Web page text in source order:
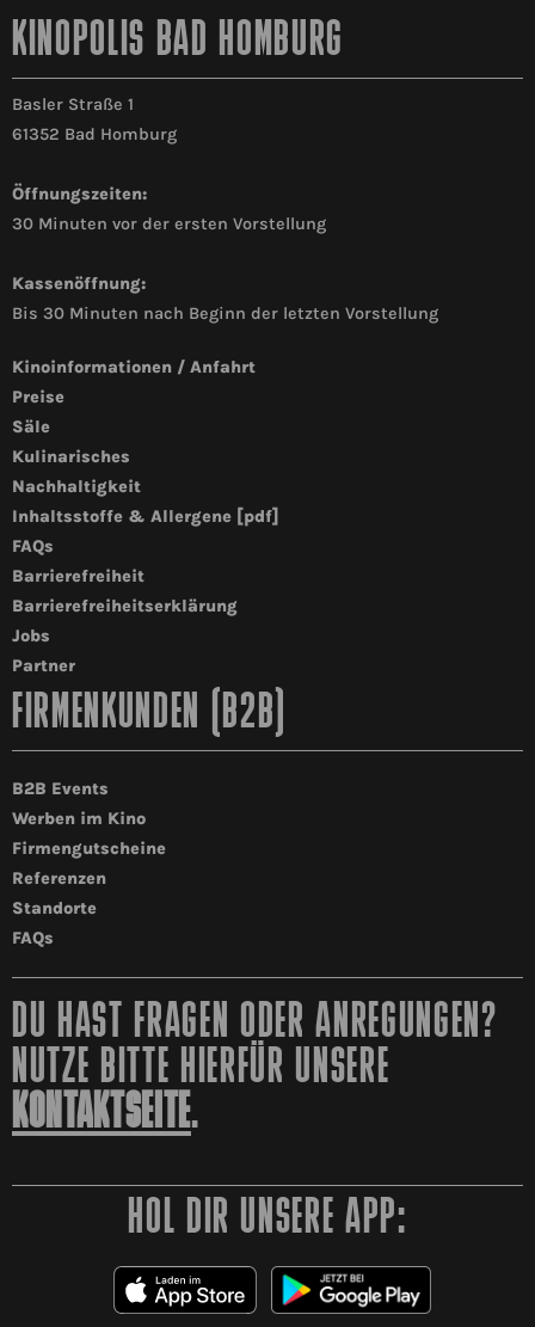
KINOPOLIS BAD HOMBURG
Basler Straße 1
61352 Bad Homburg
Öffnungszeiten:
30 Minuten vor der ersten Vorstellung
Kassenöffnung:
Bis 30 Minuten nach Beginn der letzten Vorstellung
Kinoinformationen / Anfahrt
Preise
Säle
Kulinarisches
Nachhaltigkeit
Inhaltsstoffe & Allergene [pdf]
FAQs
Barrierefreiheit
Barrierefreiheitserklärung
Jobs
Partner
FIRMENKUNDEN (B2B)
B2B Events
Werben im Kino
Firmengutscheine
Referenzen
Standorte
FAQs
DU HAST FRAGEN ODER ANREGUNGEN?
NUTZE BITTE HIERFÜR UNSERE
KONTAKTSEITE.
HOL DIR UNSERE APP: